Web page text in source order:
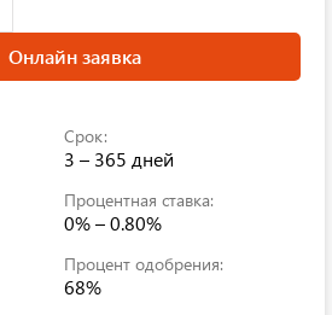
Онлайн заявка
Срок:
3 – 365 дней
Процентная ставка:
0% – 0.80%
Процент одобрения:
68%